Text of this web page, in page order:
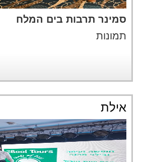
סמינר תרבות בים המלח
תמונות
אילת